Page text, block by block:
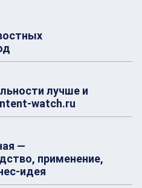
лучше и
watch.ru
—
применение,
идея